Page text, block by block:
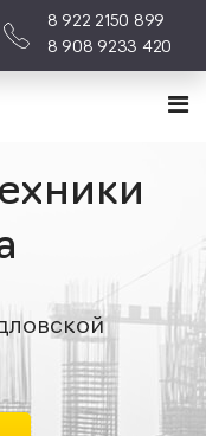
8 922 2150 899
8 908 9233 420